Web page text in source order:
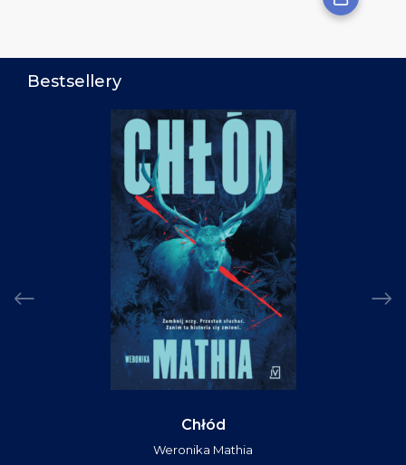
Bestsellery
Chłód
Weronika Mathia